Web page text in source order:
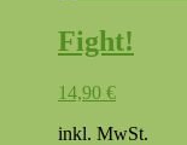
Fight!
14,90 €
inkl. MwSt.